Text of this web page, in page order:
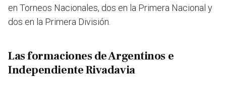
en Torneos Nacionales, dos en la Primera Nacional y
dos en la Primera División.
Las formaciones de Argentinos e
Independiente Rivadavia